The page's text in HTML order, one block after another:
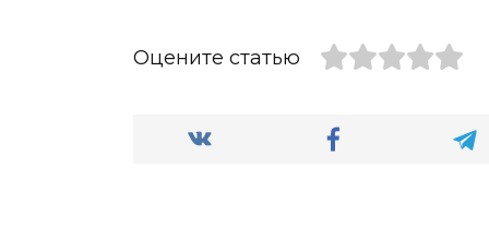
Оцените статью